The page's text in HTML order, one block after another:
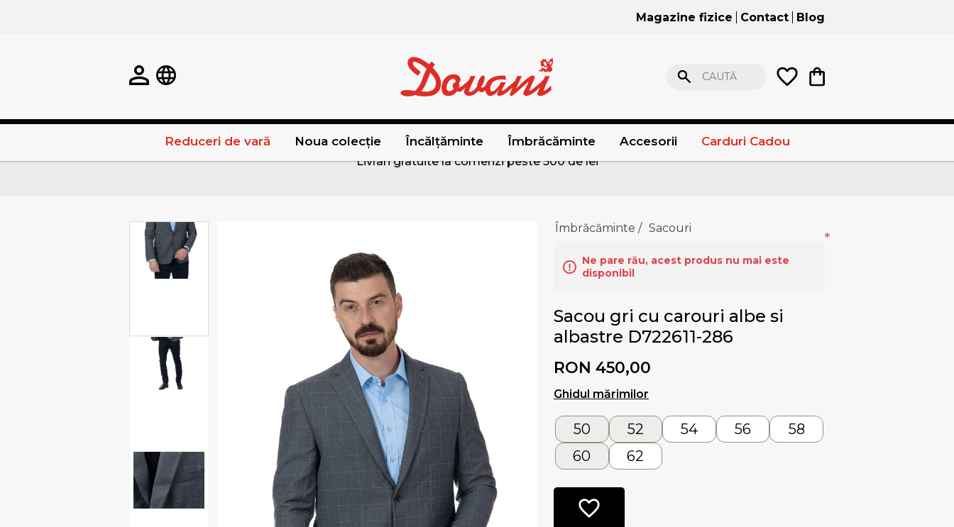
Magazine fizice Contact Blog
CAUTĂ
Reduceri de vară Noua colecție Încălțăminte Îmbrăcăminte Accesorii Carduri Cadou
Livrari gratuite la comenzi peste 500 de lei
Îmbrăcăminte / Sacouri
Ne pare rău, acest produs nu mai este
disponibil
Sacou gri cu carouri albe si
albastre D722611-286
RON 450,00
Ghidul mărimilor
*
50 52 54 56
58
60
62